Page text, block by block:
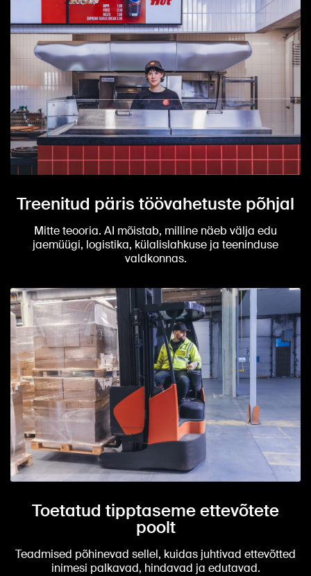
Treenitud päris töövahetuste põhjal
Mitte teooria. AI mõistab, milline näeb välja edu
jaemüügi, logistika, külalislahkuse ja teeninduse
valdkonnas.
Toetatud tipptaseme ettevõtete
poolt
Teadmised põhinevad sellel, kuidas juhtivad ettevõtted
inimesi palkavad, hindavad ja edutavad.